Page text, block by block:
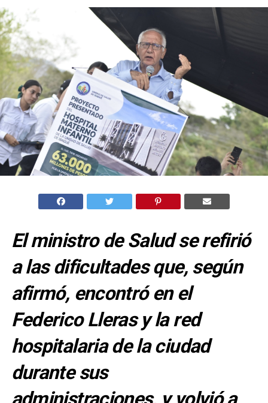
El ministro de Salud se refirió
a las dificultades que, según
afirmó, encontró en el
Federico Lleras y la red
hospitalaria de la ciudad
durante sus